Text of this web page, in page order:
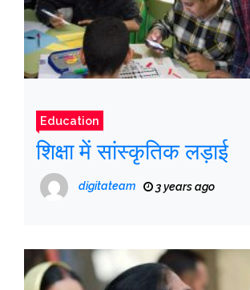
Education
शिक्षा में सांस्कृतिक लड़ाई
digitateam 3 years ago